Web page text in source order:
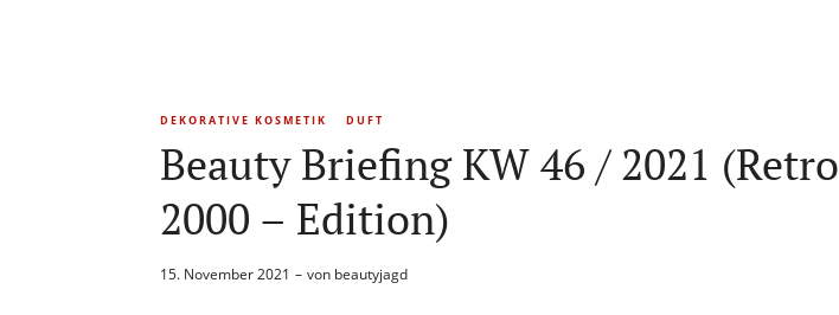
DEKORATIVE KOSMETIK DUFT
Beauty Briefing KW 46 / 2021 (Retro
2000 – Edition)
15. November 2021 von beautyjagd